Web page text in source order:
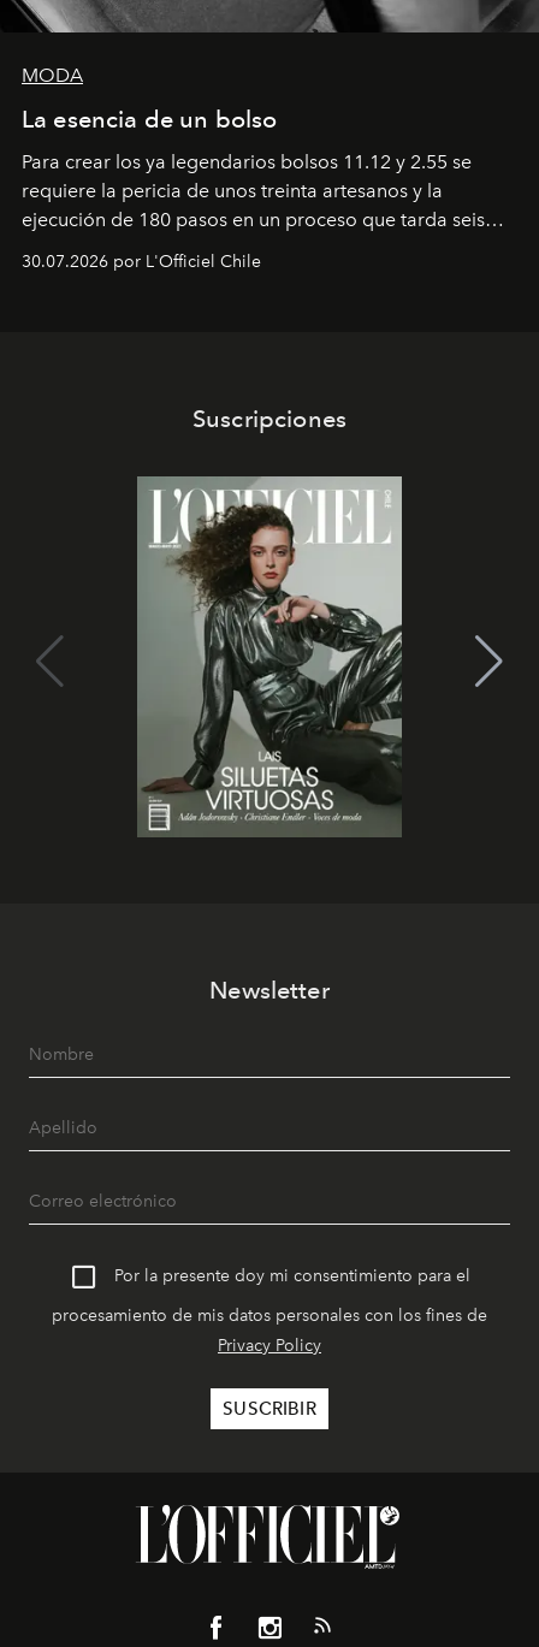
MODA
La esencia de un bolso
Para crear los ya legendarios bolsos 11.12 y 2.55 se
requiere la pericia de unos treinta artesanos y la
ejecución de 180 pasos en un proceso que tarda seis
semanas. Los expertos ponen en práctica una técnica
que se enseña solamente en la escuela de formación de
30.07.2026 por L'Officiel Chile
Suscripciones
Newsletter
Por la presente doy mi consentimiento para el
procesamiento de mis datos personales con los fines de
Privacy Policy